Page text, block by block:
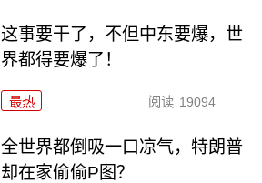
这事要干了，不但中东要爆，世
界都得要爆了！
最热 阅读 19094
全世界都倒吸一口凉气，特朗普
却在家偷偷P图？